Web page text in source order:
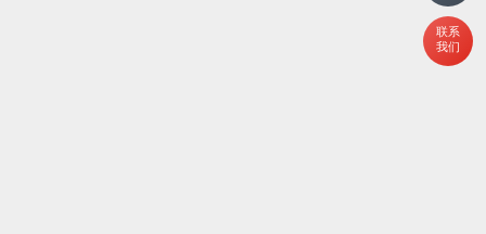
联系
我们